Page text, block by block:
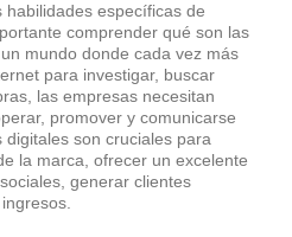
específicas de
comprender qué son las
mundo donde cada vez más
para investigar, buscar
las empresas necesitan
promover y comunicarse
son cruciales para
la marca, ofrecer un excelente
generar clientes